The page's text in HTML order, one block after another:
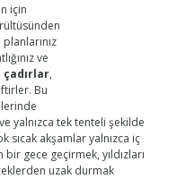
için
ve
çadırlar,
Bu
yalnızca tek tenteli şekilde
akşamlar yalnızca iç
gece geçirmek, yıldızları
uzak durmak